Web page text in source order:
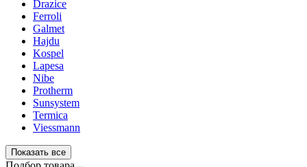
Drazice
Ferroli
Galmet
Hajdu
Kospel
Lapesa
Nibe
Protherm
Sunsystem
Termica
Viessmann
Показать все